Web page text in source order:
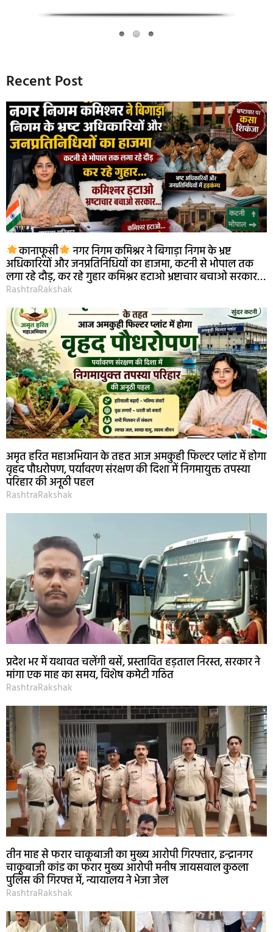
Recent Post
कानाफूसी नगर निगम कमिश्नर ने बिगाड़ा निगम के भ्रष्ट
अधिकारियों और जनप्रतिनिधियों का हाजमा, कटनी से भोपाल तक
लगा रहे दौड़, कर रहे गुहार कमिश्नर हटाओ भ्रष्टाचार बचाओ सरकार…
RashtraRakshak
अमृत हरित महाअभियान के तहत आज अमकुही फिल्टर प्लांट में होगा
वृहद पौधरोपण, पर्यावरण संरक्षण की दिशा में निगमायुक्त तपस्या
परिहार की अनूठी पहल
RashtraRakshak
प्रदेश भर में यथावत चलेंगी बसें, प्रस्तावित हड़ताल निरस्त, सरकार ने
मांगा एक माह का समय, विशेष कमेटी गठित
RashtraRakshak
तीन माह से फरार चाकूबाजी का मुख्य आरोपी गिरफ्तार, इन्द्रानगर
चाकूबाजी कांड का फरार मुख्य आरोपी मनीष जायसवाल कुठला
पुलिस की गिरफ्त में, न्यायालय ने भेजा जेल
RashtraRakshak